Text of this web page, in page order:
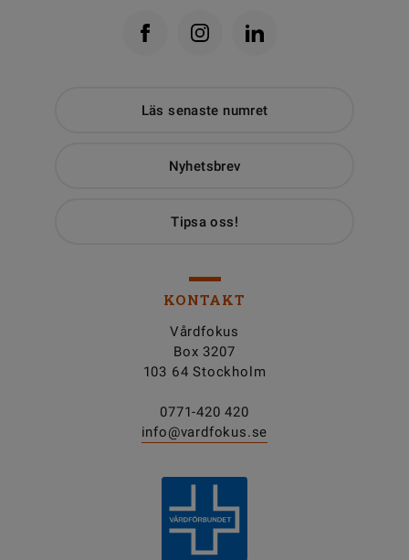
Läs senaste numret
Nyhetsbrev
Tipsa oss!
KONTAKT
Vårdfokus
Box 3207
103 64 Stockholm
0771-420 420
info@vardfokus.se